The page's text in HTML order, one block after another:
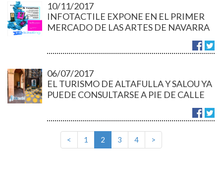
10/11/2017
INFOTACTILE EXPONE EN EL PRIMER
MERCADO DE LAS ARTES DE NAVARRA
06/07/2017
EL TURISMO DE ALTAFULLA Y SALOU YA
PUEDE CONSULTARSE A PIE DE CALLE
< 1 2 3 4 >